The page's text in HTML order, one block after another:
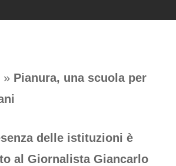
» Pianura, una scuola per
delle istituzioni è
al Giornalista Giancarlo